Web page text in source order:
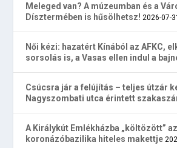
Meleged van? A múzeumban és a
Dísztermében is hűsölhetsz! 2026-07-
Női kézi: hazatért Kínából az AFKC,
sorsolás is, a Vasas ellen indul a
Csúcsra jár a felújítás – teljes útzár
Nagyszombati utca érintett
A Királykút Emlékházba „költözött”
koronázóbazilika hiteles makettje